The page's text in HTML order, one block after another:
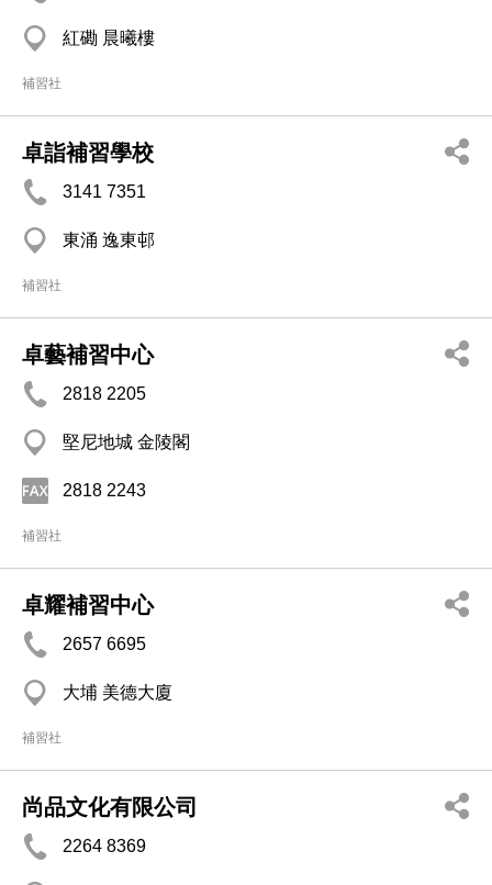
紅磡 晨曦樓
補習社
卓詣補習學校
3141 7351
東涌 逸東邨
補習社
卓藝補習中心
2818 2205
堅尼地城 金陵閣
2818 2243
補習社
卓耀補習中心
2657 6695
大埔 美德大廈
補習社
尚品文化有限公司
2264 8369